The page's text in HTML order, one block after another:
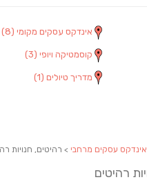
אינדקס עסקים מקומי (8)
קוסמטיקה ויופי (3)
מדריך טיולים (1)
אינדקס עסקים מרחבי > רהיטים, חנויות